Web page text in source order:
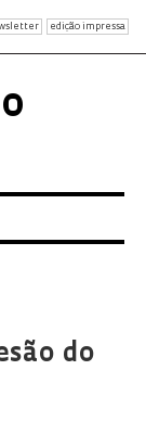
edição impressa
do